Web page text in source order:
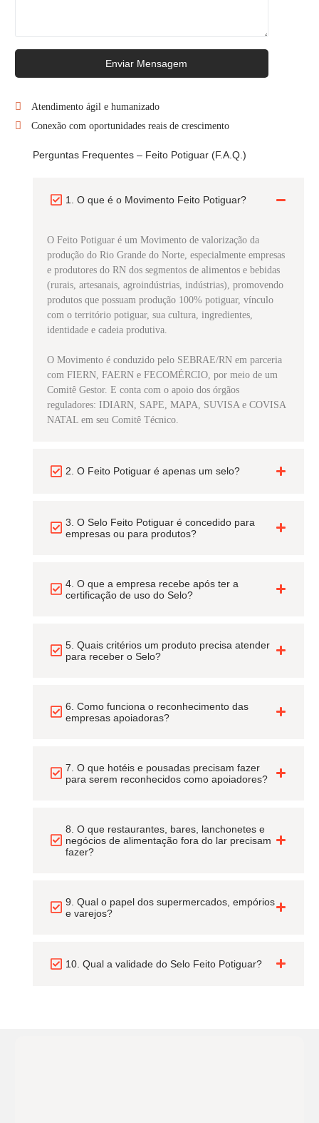
Enviar Mensagem
Atendimento ágil e humanizado
Conexão com oportunidades reais de crescimento
Perguntas Frequentes – Feito Potiguar (F.A.Q.)
1. O que é o Movimento Feito Potiguar?
O Feito Potiguar é um Movimento de valorização da
produção do Rio Grande do Norte, especialmente empresas
e produtores do RN dos segmentos de alimentos e bebidas
(rurais, artesanais, agroindústrias, indústrias), promovendo
produtos que possuam produção 100% potiguar, vínculo
com o território potiguar, sua cultura, ingredientes,
identidade e cadeia produtiva.
O Movimento é conduzido pelo SEBRAE/RN em parceria
com FIERN, FAERN e FECOMÉRCIO, por meio de um
Comitê Gestor. E conta com o apoio dos órgãos
reguladores: IDIARN, SAPE, MAPA, SUVISA e COVISA
NATAL em seu Comitê Técnico.
2. O Feito Potiguar é apenas um selo?
3. O Selo Feito Potiguar é concedido para
empresas ou para produtos?
4. O que a empresa recebe após ter a
certificação de uso do Selo?
5. Quais critérios um produto precisa atender
para receber o Selo?
6. Como funciona o reconhecimento das
empresas apoiadoras?
7. O que hotéis e pousadas precisam fazer
para serem reconhecidos como apoiadores?
8. O que restaurantes, bares, lanchonetes e
negócios de alimentação fora do lar precisam
fazer?
9. Qual o papel dos supermercados, empórios
e varejos?
10. Qual a validade do Selo Feito Potiguar?